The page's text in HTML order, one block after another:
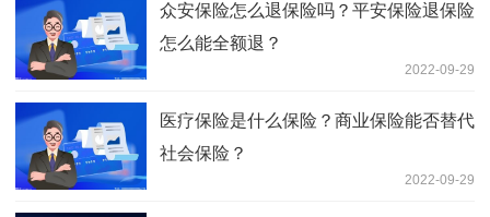
众安保险怎么退保险吗？平安保险退保险
怎么能全额退？
2022-09-29
医疗保险是什么保险？商业保险能否替代
社会保险？
2022-09-29